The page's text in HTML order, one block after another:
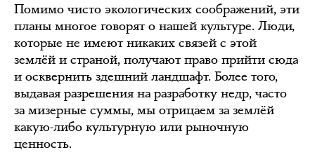
Помимо чисто экологических соображений, эти
планы многое говорят о нашей культуре. Люди,
которые не имеют никаких связей с этой
землёй и страной, получают право прийти сюда
и осквернить здешний ландшафт. Более того,
выдавая разрешения на разработку недр, часто
за мизерные суммы, мы отрицаем за землёй
какую-либо культурную или рыночную
ценность.